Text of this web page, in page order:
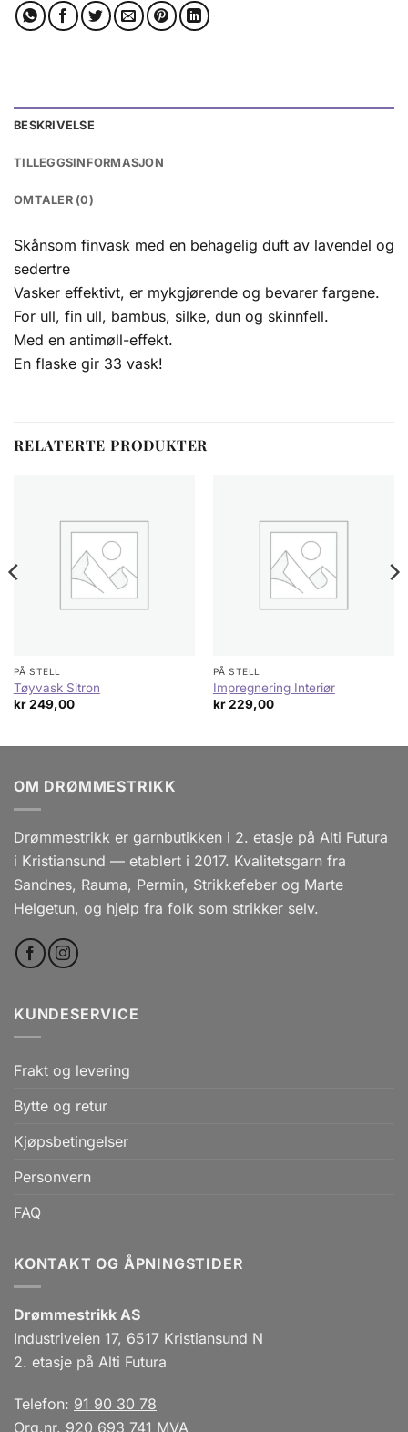
BESKRIVELSE
TILLEGGSINFORMASJON
OMTALER (0)
Skånsom finvask med en behagelig duft av lavendel og
sedertre
Vasker effektivt, er mykgjørende og bevarer fargene.
For ull, fin ull, bambus, silke, dun og skinnfell.
Med en antimøll-effekt.
En flaske gir 33 vask!
RELATERTE PRODUKTER
PÅ STELL
Tøyvask Sitron
kr249,00
PÅ STELL
Impregnering Interiør
kr229,00
OM DRØMMESTRIKK
Drømmestrikk er garnbutikken i 2. etasje på Alti Futura
i Kristiansund — etablert i 2017. Kvalitetsgarn fra
Sandnes, Rauma, Permin, Strikkefeber og Marte
Helgetun, og hjelp fra folk som strikker selv.
KUNDESERVICE
Frakt og levering
Bytte og retur
Kjøpsbetingelser
Personvern
FAQ
KONTAKT OG ÅPNINGSTIDER
Drømmestrikk AS
Industriveien 17, 6517 Kristiansund N
2. etasje på Alti Futura
Telefon: 91 90 30 78
Org.nr. 920 693 741 MVA